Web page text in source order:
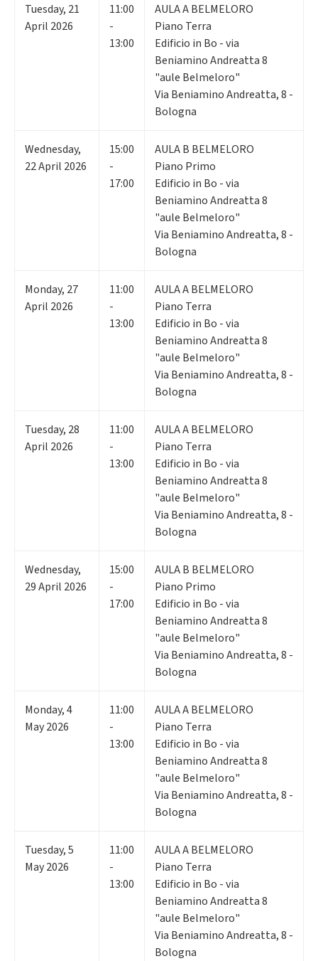
Tuesday, 21
April 2026
11:00
-
13:00
AULA A BELMELORO
Piano Terra
Edificio in Bo - via
Beniamino Andreatta 8
"aule Belmeloro"
Via Beniamino Andreatta, 8 -
Bologna
Wednesday,
22April 2026
15:00
-
17:00
AULA B BELMELORO
Piano Primo
Edificio in Bo - via
Beniamino Andreatta 8
"aule Belmeloro"
Via Beniamino Andreatta, 8 -
Bologna
Monday, 27
April 2026
11:00
-
13:00
AULA A BELMELORO
Piano Terra
Edificio in Bo - via
Beniamino Andreatta 8
"aule Belmeloro"
Via Beniamino Andreatta, 8 -
Bologna
Tuesday, 28
April 2026
11:00
-
13:00
AULA A BELMELORO
Piano Terra
Edificio in Bo - via
Beniamino Andreatta 8
"aule Belmeloro"
Via Beniamino Andreatta, 8 -
Bologna
Wednesday,
29April 2026
15:00
-
17:00
AULA B BELMELORO
Piano Primo
Edificio in Bo - via
Beniamino Andreatta 8
"aule Belmeloro"
Via Beniamino Andreatta, 8 -
Bologna
Monday,4
May 2026
11:00
-
13:00
AULA A BELMELORO
Piano Terra
Edificio in Bo - via
Beniamino Andreatta 8
"aule Belmeloro"
Via Beniamino Andreatta, 8 -
Bologna
Tuesday,5
May 2026
11:00
-
13:00
AULA A BELMELORO
Piano Terra
Edificio in Bo - via
Beniamino Andreatta 8
"aule Belmeloro"
Via Beniamino Andreatta, 8 -
Bologna